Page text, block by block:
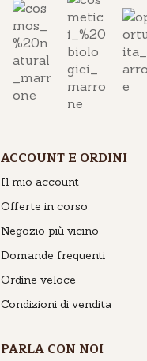
ACCOUNT E ORDINI
Il mio account
Offerte in corso
Negozio più vicino
Domande frequenti
Ordine veloce
Condizioni di vendita
PARLA CON NOI